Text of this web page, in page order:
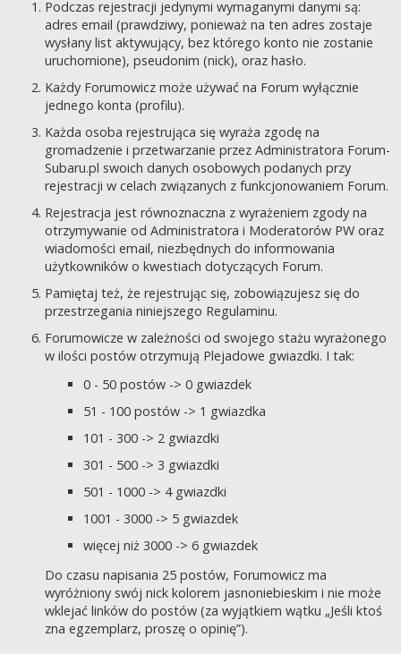
Podczas rejestracji jedynymi wymaganymi danymi są:
adres email (prawdziwy, ponieważ na ten adres zostaje
wysłany list aktywujący, bez którego konto nie zostanie
uruchomione), pseudonim (nick), oraz hasło.
Każdy Forumowicz może używać na Forum wyłącznie
jednego konta (profilu).
Każda osoba rejestrująca się wyraża zgodę na
gromadzenie i przetwarzanie przez Administratora Forum-
Subaru.pl swoich danych osobowych podanych przy
rejestracji w celach związanych z funkcjonowaniem Forum.
Rejestracja jest równoznaczna z wyrażeniem zgody na
otrzymywanie od Administratora i Moderatorów PW oraz
wiadomości email, niezbędnych do informowania
użytkowników o kwestiach dotyczących Forum.
Pamiętaj też, że rejestrując się, zobowiązujesz się do
przestrzegania niniejszego Regulaminu.
Forumowicze w zależności od swojego stażu wyrażonego
w ilości postów otrzymują Plejadowe gwiazdki. I tak:
0 - 50 postów -> 0 gwiazdek
51 - 100 postów -> 1 gwiazdka
101 - 300 -> 2 gwiazdki
301 - 500 -> 3 gwiazdki
501 - 1000 -> 4 gwiazdki
1001 - 3000 -> 5 gwiazdek
więcej niż 3000 -> 6 gwiazdek
Do czasu napisania 25 postów, Forumowicz ma
wyróżniony swój nick kolorem jasnoniebieskim i nie może
wklejać linków do postów (za wyjątkiem wątku „Jeśli ktoś
zna egzemplarz, proszę o opinię”).